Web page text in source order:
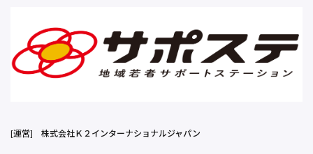
[運営] 株式会社Ｋ２インターナショナルジャパン